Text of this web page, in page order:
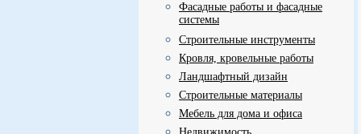
Фасадные работы и фасадные
системы
Строительные инструменты
Кровля, кровельные работы
Ландшафтный дизайн
Строительные материалы
Мебель для дома и офиса